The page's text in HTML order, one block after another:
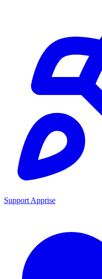
Support Apprise